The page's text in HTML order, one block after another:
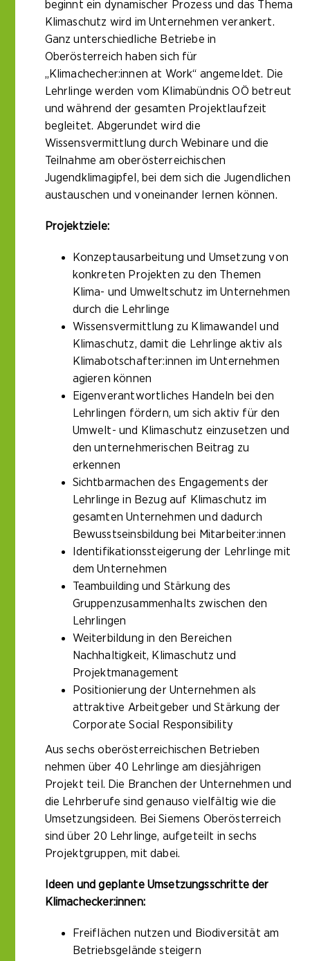
beginnt ein dynamischer Prozess und das Thema
Klimaschutz wird im Unternehmen verankert.
Ganz unterschiedliche Betriebe in
Oberösterreich haben sich für
„Klimachecher:innen at Work“ angemeldet. Die
Lehrlinge werden vom Klimabündnis OÖ betreut
und während der gesamten Projektlaufzeit
begleitet. Abgerundet wird die
Wissensvermittlung durch Webinare und die
Teilnahme am oberösterreichischen
Jugendklimagipfel, bei dem sich die Jugendlichen
austauschen und voneinander lernen können.
Projektziele:
Konzeptausarbeitung und Umsetzung von
konkreten Projekten zu den Themen
Klima- und Umweltschutz im Unternehmen
durch die Lehrlinge
Wissensvermittlung zu Klimawandel und
Klimaschutz, damit die Lehrlinge aktiv als
Klimabotschafter:innen im Unternehmen
agieren können
Eigenverantwortliches Handeln bei den
Lehrlingen fördern, um sich aktiv für den
Umwelt- und Klimaschutz einzusetzen und
den unternehmerischen Beitrag zu
erkennen
Sichtbarmachen des Engagements der
Lehrlinge in Bezug auf Klimaschutz im
gesamten Unternehmen und dadurch
Bewusstseinsbildung bei Mitarbeiter:innen
Identifikationssteigerung der Lehrlinge mit
dem Unternehmen
Teambuilding und Stärkung des
Gruppenzusammenhalts zwischen den
Lehrlingen
Weiterbildung in den Bereichen
Nachhaltigkeit, Klimaschutz und
Projektmanagement
Positionierung der Unternehmen als
attraktive Arbeitgeber und Stärkung der
Corporate Social Responsibility
Aus sechs oberösterreichischen Betrieben
nehmen über 40 Lehrlinge am diesjährigen
Projekt teil. Die Branchen der Unternehmen und
die Lehrberufe sind genauso vielfältig wie die
Umsetzungsideen. Bei Siemens Oberösterreich
sind über 20 Lehrlinge, aufgeteilt in sechs
Projektgruppen, mit dabei.
Ideen und geplante Umsetzungsschritte der
Klimachecker:innen:
Freiflächen nutzen und Biodiversität am
Betriebsgelände steigern